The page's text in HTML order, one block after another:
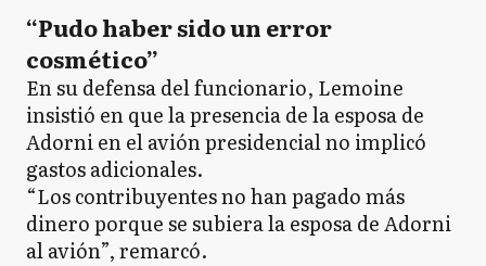
“Pudo haber sido un error
cosmético”
En su defensa del funcionario, Lemoine
insistió en que la presencia de la esposa de
Adorni en el avión presidencial no implicó
gastos adicionales.
“Los contribuyentes no han pagado más
dinero porque se subiera la esposa de Adorni
al avión”, remarcó.